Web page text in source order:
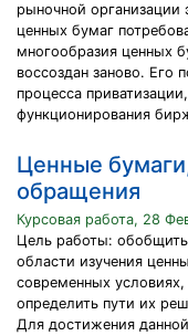
рыночной
ценных бумаг
многообразия ценных
воссоздан заново. Его
процесса
функционирования
Ценные
обращения
Курсовая работа, 28
Цель работы:
области изучения
современных
определить пути их
Для достижения